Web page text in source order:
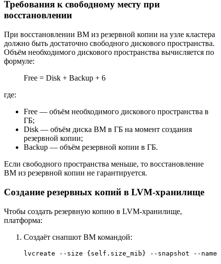
Требования к свободному месту при
восстановлении
При восстановлении ВМ из резервной копии на узле кластера
должно быть достаточно свободного дискового пространства.
Объём необходимого дискового пространства вычисляется по
формуле:
Free = Disk + Backup + 6
где:
Free — объём необходимого дискового пространства в
ГБ;
Disk — объём диска ВМ в ГБ на момент создания
резервной копии;
Backup — объём резервной копии в ГБ.
Если свободного пространства меньше, то восстановление
ВМ из резервной копии не гарантируется.
Создание резервных копий в LVM-хранилище
Чтобы создать резервную копию в LVM-хранилище,
платформа:
Создаёт снапшот ВМ командой:
lvcreate --size {self.size_mib} --snapshot --